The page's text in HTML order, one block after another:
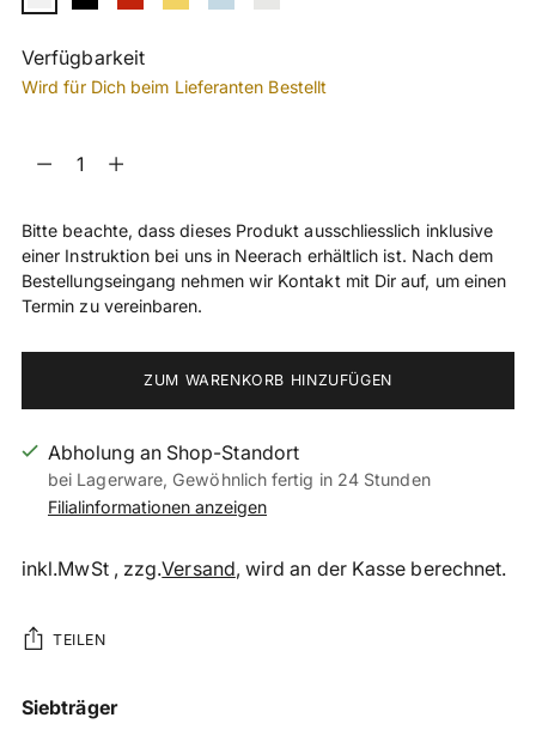
Verfügbarkeit
Wird für Dich beim Lieferanten Bestellt
Menge
Bitte beachte, dass dieses Produkt ausschliesslich inklusive
einer Instruktion bei uns in Neerach erhältlich ist. Nach dem
Bestellungseingang nehmen wir Kontakt mit Dir auf, um einen
Termin zu vereinbaren.
ZUM WARENKORB HINZUFÜGEN
Abholung an Shop-Standort
bei Lagerware, Gewöhnlich fertig in 24 Stunden
Filialinformationen anzeigen
inkl.MwSt , zzg.Versand, wird an der Kasse berechnet.
TEILEN
Produkt
Siebträger